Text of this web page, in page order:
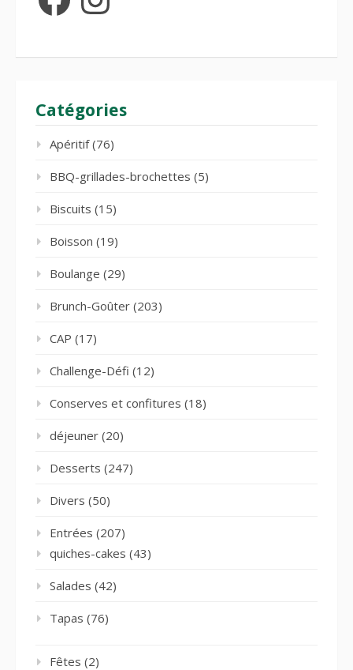
Catégories
Apéritif(76)
BBQ-grillades-brochettes (5)
Biscuits (15)
Boisson (19)
Boulange (29)
Brunch-Goûter (203)
CAP (17)
Challenge-Défi (12)
Conserves et confitures (18)
déjeuner (20)
Desserts (247)
Divers (50)
Entrées (207)
quiches-cakes (43)
Salades (42)
Tapas (76)
Fêtes (2)